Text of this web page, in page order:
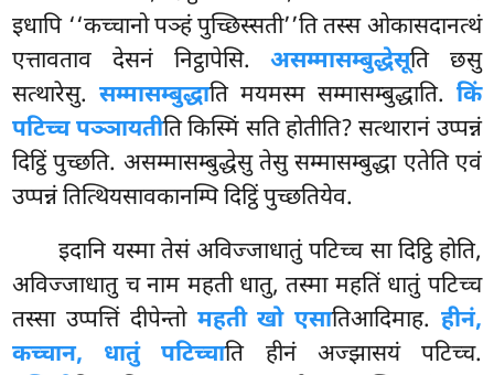
इधापि ‘‘कच्चानो पञ्हं पुच्छिस्सती’’ति तस्स ओकासदानत्थं
एत्तावताव देसनं निट्ठापेसि.असम्मासम्बुद्धेसूति छसु
सत्थारेसु.सम्मासम्बुद्धाति मयमस्म सम्मासम्बुद्धाति. किं
पटिच्च पञ्ञायतीति किस्मिं सति होतीति? सत्थारानं उप्पन्नं
दिट्ठिं पुच्छति. असम्मासम्बुद्धेसु तेसु सम्मासम्बुद्धा एतेति एवं
उप्पन्नं तित्थियसावकानम्पि दिट्ठिं पुच्छतियेव.
इदानि यस्मा तेसं अविज्जाधातुं पटिच्च सा दिट्ठि होति,
अविज्जाधातु च नाम महती धातु, तस्मा महतिं धातुं पटिच्च
तस्सा उप्पत्तिं दीपेन्तो महती खो एसातिआदिमाह. हीनं,
कच्चान, धातुं पटिच्चाति हीनं अज्झासयं पटिच्च.